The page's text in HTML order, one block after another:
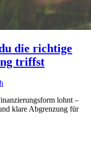
die richtige
triffst
lohnt –
klare Abgrenzung für